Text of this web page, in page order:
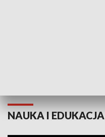
NAUKA I EDUKACJA